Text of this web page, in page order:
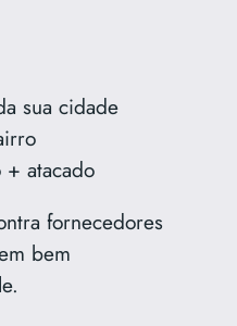
sua cidade
atacado
fornecedores
bem